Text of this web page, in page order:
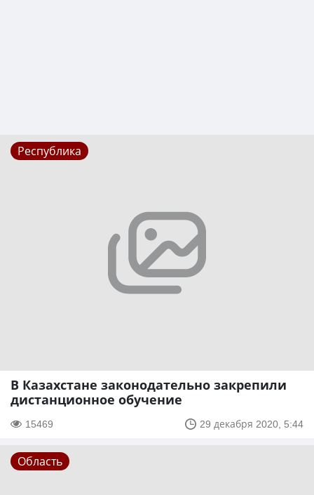
Республика
В Казахстане законодательно закрепили
дистанционное обучение
15469 29 декабря 2020, 5:44
Область